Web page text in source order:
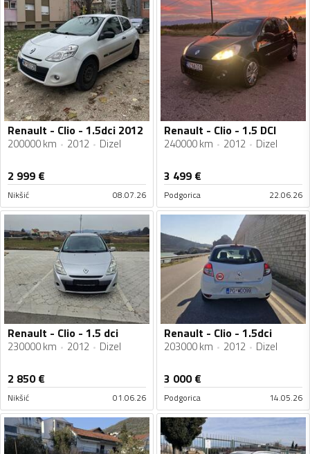
Renault - Clio - 1.5dci 2012
200000 km 2012 Dizel
2 999 €
Nikšić 08.07.26
Renault - Clio - 1.5 DCI
240000 km 2012 Dizel
3 499 €
Podgorica 22.06.26
Renault - Clio - 1.5 dci
230000 km 2012 Dizel
2 850€
Nikšić 01.06.26
Renault - Clio - 1.5dci
203000 km 2012 Dizel
3 000€
Podgorica 14.05.26